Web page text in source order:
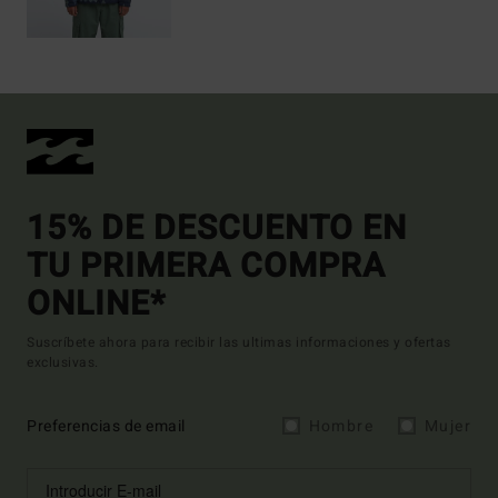
15% DE DESCUENTO EN
TU PRIMERA COMPRA
ONLINE*
Suscríbete ahora para recibir las ultimas informaciones y ofertas
exclusivas.
Preferencias de email